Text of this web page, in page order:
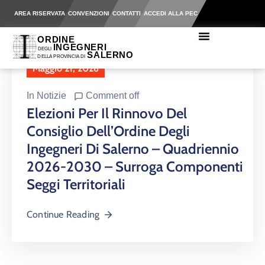
AREA RISERVATA CONVENZIONI CONTATTI ACCEDI ALLA PEC
Maggio 21, 2026
In Notizie Comment off
Elezioni Per Il Rinnovo Del
Consiglio Dell’Ordine Degli
Ingegneri Di Salerno – Quadriennio
2026-2030 – Surroga Componenti
Seggi Territoriali
Continue Reading